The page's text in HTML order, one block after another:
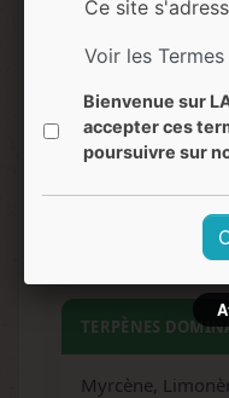
EFFETS
Relaxant,
anti-stress
NIVEAU DE
TERPÈNES
Myrcène,
Ce site
Voir les
Bienvenue sur
accepter ces
poursuivre sur